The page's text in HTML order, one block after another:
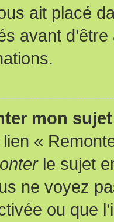
ait placé
avant
mon
«
le sujet
ne voyez
ou que